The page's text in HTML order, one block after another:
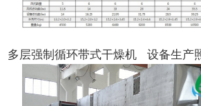
多层强制循环带式干燥机 设备生产